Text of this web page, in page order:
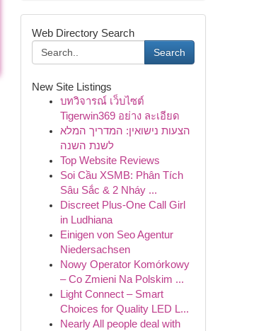
Web Directory Search
Search
New Site Listings
บทวิจารณ์ เว็บไซต์
Tigerwin369 อย่าง ละเอียด
הצעות נישואין: המדריך המלא
לשנת השנה
Top Website Reviews
Soi Cầu XSMB: Phân Tích
Sâu Sắc & 2 Nháy ...
Discreet Plus-One Call Girl
in Ludhiana
Einigen von Seo Agentur
Niedersachsen
Nowy Operator Komórkowy
– Co Zmieni Na Polskim ...
Light Connect – Smart
Choices for Quality LED L...
Nearly All people deal with